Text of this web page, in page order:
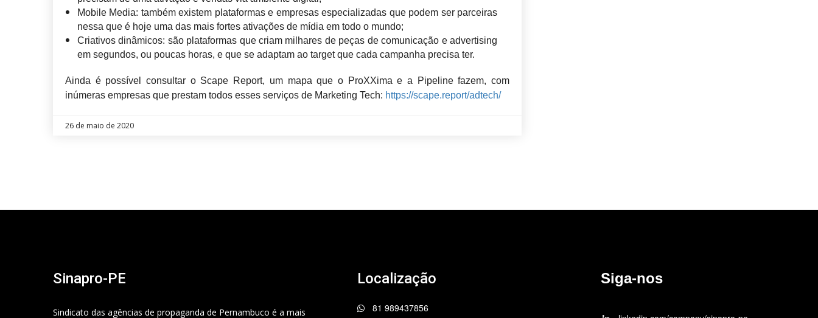
Mobile Media: também existem plataformas e empresas especializadas que podem ser parceiras
nessa que é hoje uma das mais fortes ativações de mídia em todo o mundo;
Criativos dinâmicos: são plataformas que criam milhares de peças de comunicação e advertising
em segundos, ou poucas horas, e que se adaptam ao target que cada campanha precisa ter.
Ainda é possível consultar o Scape Report, um mapa que o ProXXima e a Pipeline fazem, com
inúmeras empresas que prestam todos esses serviços de Marketing Tech: https://scape.report/adtech/
26 de maio de 2020
Sinapro-PE
Sindicato das agências de propaganda de Pernambuco é a mais
Localização
81 989437856
Siga-nos